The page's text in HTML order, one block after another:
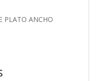
PLATO ANCHO